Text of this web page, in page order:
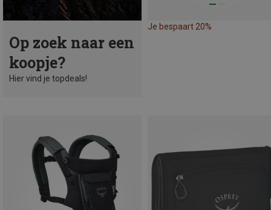
Op zoek naar een
koopje?
Hier vind je topdeals!
Je bespaart 20%